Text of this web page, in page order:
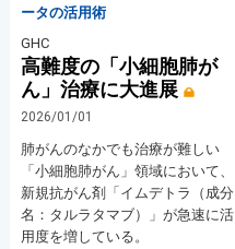
ータの活用術
GHC
高難度の「小細胞肺が
ん」治療に大進展
2026/01/01
肺がんのなかでも治療が難しい
「小細胞肺がん」領域において、
新規抗がん剤「イムデトラ（成分
名：タルラタマブ）」が急速に活
用度を増している。